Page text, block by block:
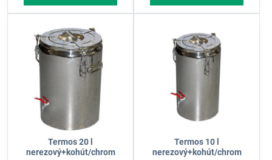
Termos 20 l
nerezový+kohút/chrom
Termos 10 l
nerezový+kohút/chrom